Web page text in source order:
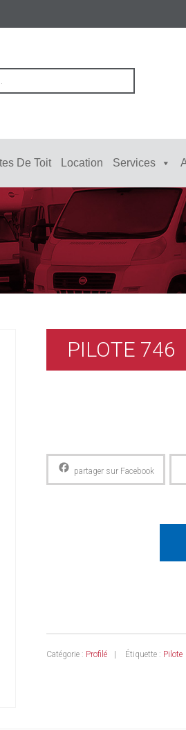
De Toit Location Services
PILOTE 746
Facebook
Catégorie : Profilé Étiquette : Pilote